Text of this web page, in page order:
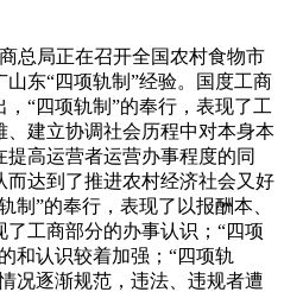
局正在召开全国农村食物市
东“四项轨制”经验。国度工商
“四项轨制”的奉行，表现了工
建立协调社会历程中对本身本
高运营者运营办事程度的同
达到了推进农村经济社会又好
制”的奉行，表现了以报酬本、
工商部分的办事认识；“四项
和认识较着加强；“四项轨
况逐渐规范，违法、违规者遭